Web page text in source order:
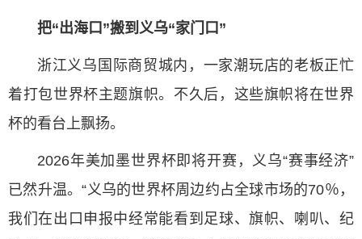
把“出海口”搬到义乌“家门口”
浙江义乌国际商贸城内，一家潮玩店的老板正忙
着打包世界杯主题旗帜。不久后，这些旗帜将在世界
杯的看台上飘扬。
2026年美加墨世界杯即将开赛，义乌“赛事经济”
已然升温。“义乌的世界杯周边约占全球市场的70％，
我们在出口申报中经常能看到足球、旗帜、喇叭、纪